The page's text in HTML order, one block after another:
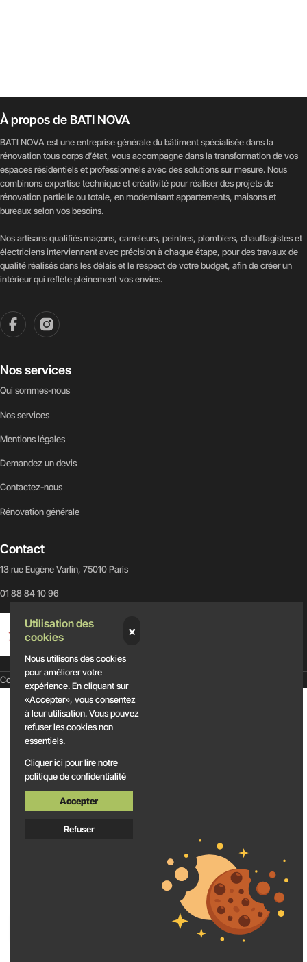
Utilisation des
cookies
×
Nous utilisons des cookies
pour améliorer votre
expérience. En cliquant sur
«Accepter», vous consentez
à leur utilisation. Vous pouvez
refuser les cookies non
essentiels.
Cliquer ici pour lire notre
politique de confidentialité
Accepter
Refuser
à propos de BATI NOVA
BATI NOVA est une entreprise générale du bâtiment spécialisée dans la
rénovation tous corps d’état, vous accompagne dans la transformation de vos
espaces résidentiels et professionnels avec des solutions sur mesure. Nous
combinons expertise technique et créativité pour réaliser des projets de
rénovation partielle ou totale, en modernisant appartements, maisons et
bureaux selon vos besoins.
Nos artisans qualifiés maçons, carreleurs, peintres, plombiers, chauffagistes et
électriciens interviennent avec précision à chaque étape, pour des travaux de
qualité réalisés dans les délais et le respect de votre budget, afin de créer un
intérieur qui reflète pleinement vos envies.
Nos services
Qui sommes-nous
Nos services
Mentions légales
Demandez un devis
Contactez-nous
Rénovation générale
Contact
13 rue Eugène Varlin, 75010 Paris
01 88 84 10 96
Copyright 2025 © EVAPI Bâtiment